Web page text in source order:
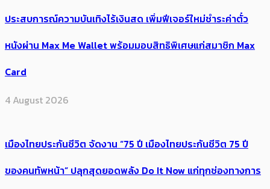
ประสบการณ์ความบันเทิงไร้เงินสด เพิ่มฟีเจอร์ใหม่ชำระค่าตั๋ว
หนังผ่าน Max Me Wallet พร้อมมอบสิทธิพิเศษแก่สมาชิก Max
Card
4 August 2026
เมืองไทยประกันชีวิต จัดงาน “75 ปี เมืองไทยประกันชีวิต 75 ปี
ของคนทัพหน้า” ปลุกสุดยอดพลัง Do It Now แก่ทุกช่องทางการ